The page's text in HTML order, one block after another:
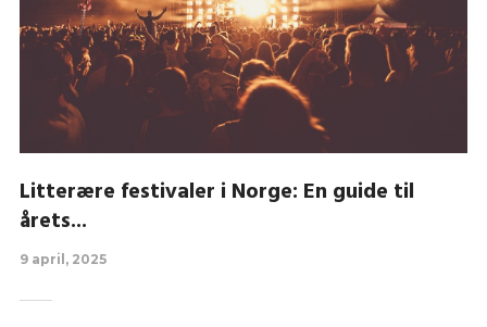
Litterære festivaler i Norge: En guide til
årets...
9 april, 2025